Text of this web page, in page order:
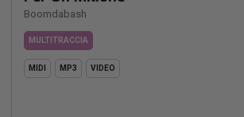
Boomdabash
MULTITRACCIA
MIDI MP3 VIDEO